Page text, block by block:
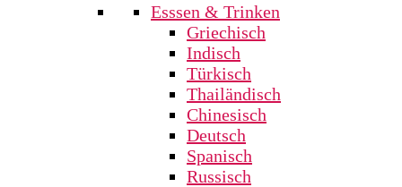
Esssen & Trinken
Griechisch
Indisch
Türkisch
Thailändisch
Chinesisch
Deutsch
Spanisch
Russisch